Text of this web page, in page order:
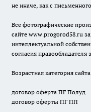
не иначе, как с
Все фотографические
сайте www.progorod58.ru
интеллектуальной
согласия правообладателя
Возрастная категория
договор оферта ПГ Полуд
договор оферты ПГ ПП